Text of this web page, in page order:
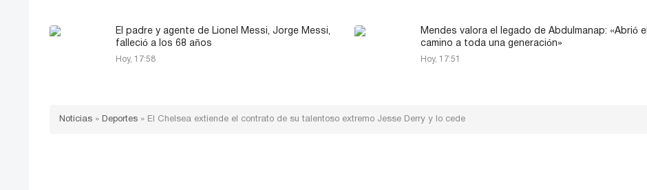
El padre y agente de Lionel Messi, Jorge Messi,
falleció a los 68 años
Hoy, 17:58
Mendes valora el legado de Abdulmanap: «Abrió el
camino a toda una generación»
Hoy, 17:51
Noticias » Deportes » El Chelsea extiende el contrato de su talentoso extremo Jesse Derry y lo cede